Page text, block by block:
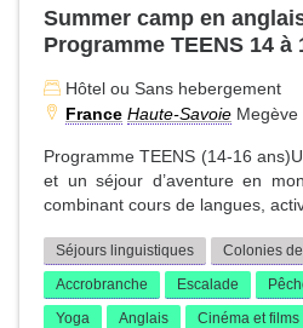
Summer camp en
Programme TEENS 14 à
Hôtel ou Sans hebergement
France Haute-Savoie Megève
Programme TEENS (14-16
et un séjour d’aventure en
combinant cours de langues,
Séjours linguistiques
Colonies
Accrobranche
Escalade
Yoga
Anglais Cinéma et films